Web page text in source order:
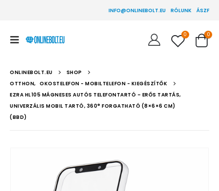
INFO@ONLINEBOLT.EU RÓLUNK ÁSZF
0 0
ONLINEBOLT.EU
SHOP
OTTHON, OKOSTELEFON - MOBILTELEFON - KIEGÉSZÍTŐK
EZRA HL105 MÁGNESES AUTÓS TELEFONTARTÓ – ERŐS TARTÁS,
UNIVERZÁLIS MOBIL TARTÓ, 360° FORGATHATÓ (8×6×6 CM)
(BBD)